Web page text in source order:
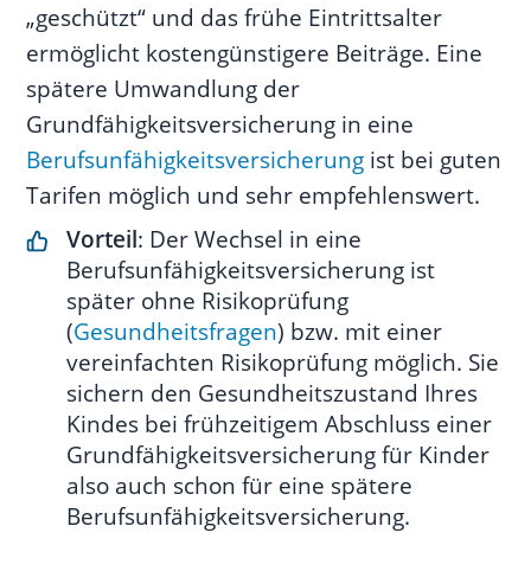
„geschützt“ und das frühe Eintrittsalter
ermöglicht kostengünstigere Beiträge. Eine
spätere Umwandlung der
Grundfähigkeitsversicherung in eine
Berufsunfähigkeitsversicherung ist bei guten
Tarifen möglich und sehr empfehlenswert.
Vorteil: Der Wechsel in eine
Berufsunfähigkeitsversicherung ist
später ohne Risikoprüfung
(Gesundheitsfragen) bzw. mit einer
vereinfachten Risikoprüfung möglich. Sie
sichern den Gesundheitszustand Ihres
Kindes bei frühzeitigem Abschluss einer
Grundfähigkeitsversicherung für Kinder
also auch schon für eine spätere
Berufsunfähigkeitsversicherung.